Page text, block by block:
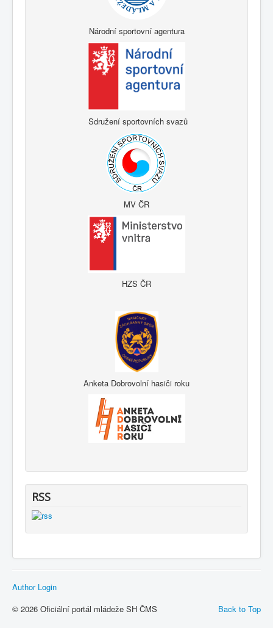
Národní sportovní agentura
Sdružení sportovních svazů
MV ČR
HZS ČR
Anketa Dobrovolní hasiči roku
RSS
Author Login
Back to Top
© 2026 Oficiální portál mládeže SH ČMS